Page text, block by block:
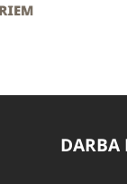
DARBA